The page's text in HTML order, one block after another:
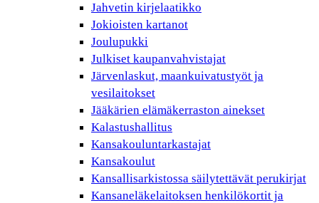
Jahvetin kirjelaatikko
Jokioisten kartanot
Joulupukki
Julkiset kaupanvahvistajat
Järvenlaskut, maankuivatustyöt ja
vesilaitokset
Jääkärien elämäkerraston ainekset
Kalastushallitus
Kansakouluntarkastajat
Kansakoulut
Kansallisarkistossa säilytettävät perukirjat
Kansaneläkelaitoksen henkilökortit ja